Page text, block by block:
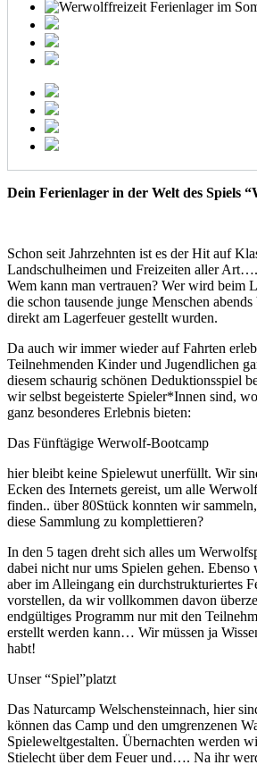
Dein Ferienlager in der Welt des Spiels
Schon seit Jahrzehnten ist es der Hit auf
Landschulheimen und Freizeiten aller
Wem kann man vertrauen? Wer wird beim
die schon tausende junge Menschen
direkt am Lagerfeuer gestellt wurden.
Da auch wir immer wieder auf Fahrten
Teilnehmenden Kinder und Jugendlichen
diesem schaurig schönen Deduktionsspiel
wir selbst begeisterte Spieler*Innen sind,
ganz besonderes Erlebnis bieten:
Das Fünftägige Werwolf-Bootcamp
hier bleibt keine Spielewut unerfüllt. Wir
Ecken des Internets gereist, um alle
finden.. über 80Stück konnten wir
diese Sammlung zu komplettieren?
In den 5 tagen dreht sich alles um
dabei nicht nur ums Spielen gehen.
aber im Alleingang ein durchstrukturiertes
vorstellen, da wir vollkommen davon
endgültiges Programm nur mit den
erstellt werden kann… Wir müssen ja
habt!
Unser “Spiel”platzt
Das Naturcamp Welschensteinnach, hier
können das Camp und den umgrenzenen
Spieleweltgestalten. Übernachten werden
Stielecht über dem Feuer und…. Na ihr